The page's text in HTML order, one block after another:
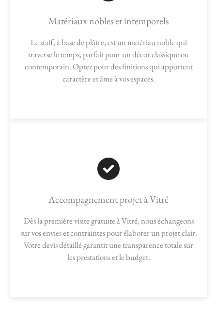
Matériaux nobles et intemporels
Le staff, à base de plâtre, est un matériau noble qui
traverse le temps, parfait pour un décor classique ou
contemporain. Optez pour des finitions qui apportent
caractère et âme à vos espaces.
Accompagnement projet à Vitré
Dès la première visite gratuite à Vitré, nous échangeons
sur vos envies et contraintes pour élaborer un projet clair.
Votre devis détaillé garantit une transparence totale sur
les prestations et le budget.